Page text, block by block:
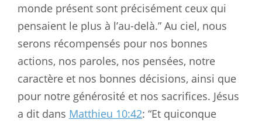
monde présent sont précisément ceux qui
pensaient le plus à l’au-delà.” Au ciel, nous
serons récompensés pour nos bonnes
actions, nos paroles, nos pensées, notre
caractère et nos bonnes décisions, ainsi que
pour notre générosité et nos sacrifices. Jésus
a dit dans Matthieu 10:42: “Et quiconque